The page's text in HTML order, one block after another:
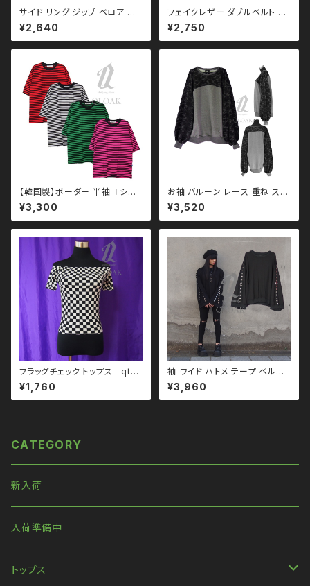
サイド リング ジップ ベロア ワ
イド パンツ qbo110008 ユニ
セックス パンク ロック Ｖ 系 韓
国ファッション ストリート系 原
ハニー drug honey
¥2,640
フェイクレザー ダブルベルト ハ
ーネス qbe110004
¥2,750
【韓国製】ボーダー 半袖 Ｔシャ
ツ qto110005 大きいサイズ
ユニセックス ビッグシルエット
オーバーサイズ ドロップショル
ァッション ストリート系 原宿 韓
国ブランド ninenuts ナインナ
¥3,300
お袖 バルーン レース 重ね スウ
ェット qto110049 大きいサ
イズ ユニセックス ビッグシルエ
ット オーバーサイズ ロングアー
ン ブラックコーデ 黒コーデ モー
ド 系 ゴス ゴシック ゴスロリ パ
ンク ロック Ｖ 系 韓国ファッショ
ン ストリート系 原宿 個性的 dr
ughoney ドラッグハニー drug
¥3,520
フラッグチェック トップス qto1
10003
¥1,760
袖 ワイド ハトメ テープ ベルト
無地 カットソー qto110094 大
きいサイズ ユニセックス ビッグ
シルエット オーバーサイズ ロン
性的
¥3,960
CATEGORY
新入荷
入荷準備中
トップス